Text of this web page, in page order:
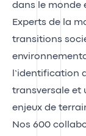
dans le monde
Experts de la
transitions
l’identification
transversale et
enjeux de
Nos 600